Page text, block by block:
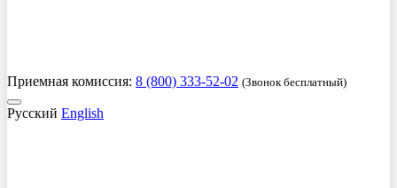
Приемная комиссия: 8 (800) 333-52-02 (Звонок бесплатный)
Русский English